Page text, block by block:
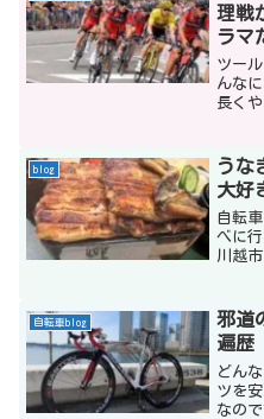
理戦
ラマ
ツー
んな
長く
った
んが
ドフ
blog
うな
大好
自転
べに
川越
へ。
自転車blog
邪道
遍歴
どん
ツを
なの